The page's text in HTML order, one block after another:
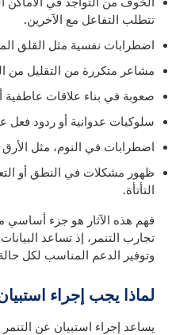
تتطلب التفاعل مع الآخرين.
اضطرابات نفسية مثل القلق
مشاعر متكررة من التقليل من
صعوبة في بناء علاقات
سلوكيات عدوانية أو ردود فعل
اضطرابات في النوم، مثل الأرق
ظهور مشكلات في النطق أو
التأتأة.
فهم هذه الآثار هو جزء
تجارب التنمر، إذ تساعد
وتوفير الدعم المناسب لكل
لماذا يجب إجراء
يساعد إجراء استبيان عن